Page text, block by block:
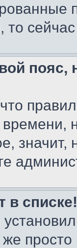
то
пояс,
значит,
в списке!